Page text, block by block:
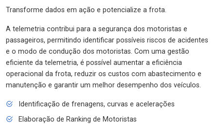
Transforme dados em ação e potencialize a frota.
A telemetria contribui para a segurança dos motoristas e
passageiros, permitindo identificar possíveis riscos de acidentes
e o modo de condução dos motoristas. Com uma gestão
eficiente da telemetria, é possível aumentar a eficiência
operacional da frota, reduzir os custos com abastecimento e
manutenção e garantir um melhor desempenho dos veículos.
Identificação de frenagens, curvas e acelerações
Elaboração de Ranking de Motoristas